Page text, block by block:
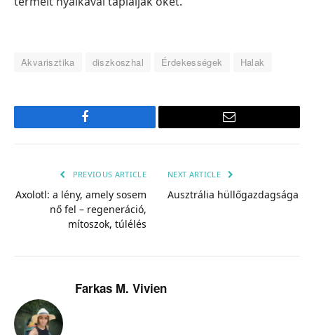
Akvarisztika diszkoszhal Érdekességek Halak
Facebook Email
PREVIOUS ARTICLE
Axolotl: a lény, amely sosem
nő fel – regeneráció,
mítoszok, túlélés
NEXT ARTICLE
Ausztrália hüllőgazdagsága
Farkas M. Vivien